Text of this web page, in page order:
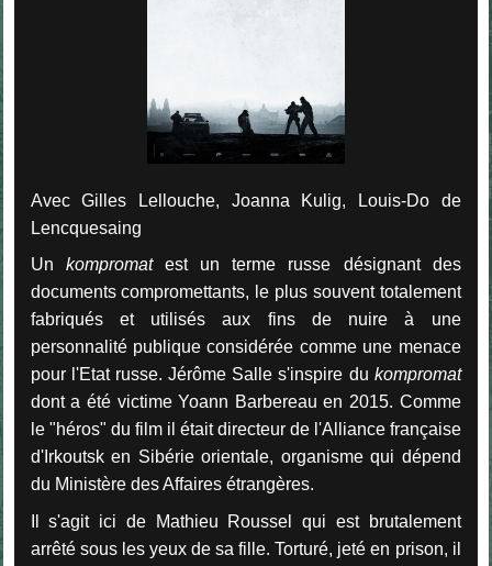
Avec Gilles Lellouche, Joanna Kulig, Louis-Do de
Lencquesaing
Un kompromat est un terme russe désignant des
documents compromettants, le plus souvent totalement
fabriqués et utilisés aux fins de nuire à une
personnalité publique considérée comme une menace
pour l'Etat russe. Jérôme Salle s'inspire du kompromat
dont a été victime Yoann Barbereau en 2015. Comme
le "héros" du film il était directeur de l'Alliance française
d'Irkoutsk en Sibérie orientale, organisme qui dépend
du Ministère des Affaires étrangères.
Il s'agit ici de Mathieu Roussel qui est brutalement
arrêté sous les yeux de sa fille. Torturé, jeté en prison, il